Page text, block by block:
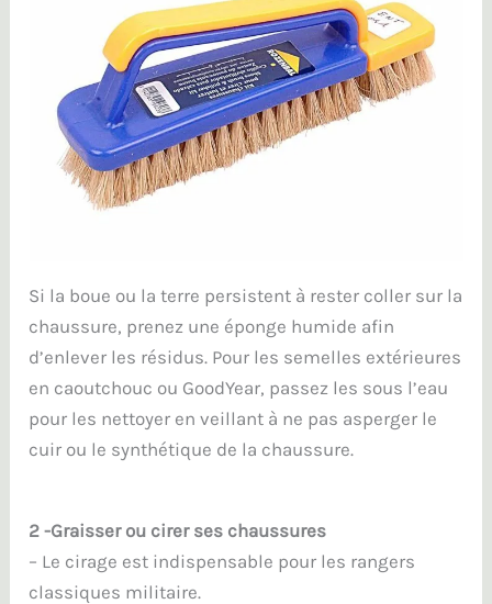
Si la boue ou la terre persistent à rester coller sur la
chaussure, prenez une éponge humide afin
d’enlever les résidus. Pour les semelles extérieures
en caoutchouc ou GoodYear, passez les sous l’eau
pour les nettoyer en veillant à ne pas asperger le
cuir ou le synthétique de la chaussure.
2 -Graisser ou cirer ses chaussures
– Le cirage est indispensable pour les rangers
classiques militaire.